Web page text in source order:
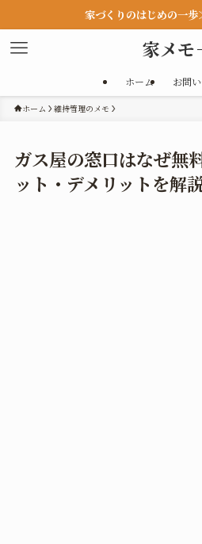
家づくりのはじめの一
家メモ
ホーム お問
ホーム 維持管理のメモ
ガス屋の窓口はなぜ無
ット・デメリットを解